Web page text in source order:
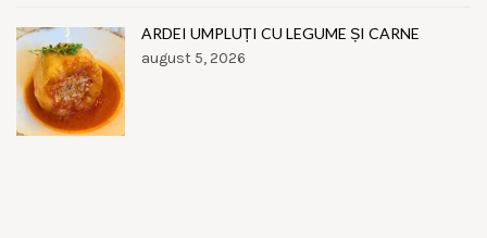
ARDEI UMPLUȚI CU LEGUME ȘI CARNE
august 5, 2026